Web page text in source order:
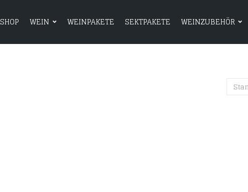
SHOP WEIN WEINPAKETE SEKTPAKETE WEINZUBEHÖR
HOME SHOP WEIN WEINPAKETE